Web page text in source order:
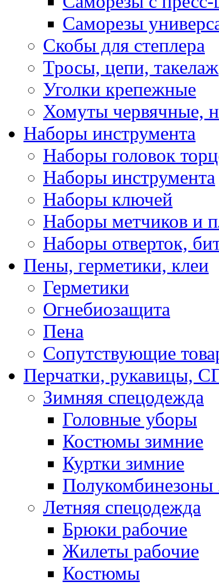
Саморезы
Скобы для степлера
Тросы, цепи, такелаж
Уголки крепежные
Хомуты червячные,
Наборы инструмента
Наборы головок
Наборы инструмента
Наборы ключей
Наборы метчиков и
Наборы отверток,
Пены, герметики, клеи
Герметики
Огнебиозащита
Пена
Сопутствующие
Перчатки,
Зимняя спецодежда
Головные уборы
Костюмы зимние
Куртки зимние
Полукомбинезоны
Летняя спецодежда
Брюки рабочие
Жилеты рабочие
Костюмы